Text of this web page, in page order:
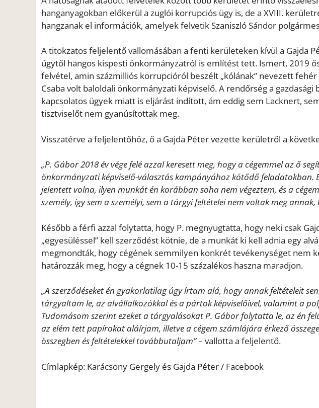
hanganyagokban előkerül a zuglói korrupciós ügy is, de a XVIII.
hangzanak el információk, amelyek felvetik Szaniszló Sándor
A titokzatos feljelentő vallomásában a fenti kerületeken kívül a Gajda
ügytől hangos kispesti önkormányzatról is említést tett. Ismert, 2019
felvétel, amin százmilliós korrupcióról beszélt „kólának” nevezett
Csaba volt baloldali önkormányzati képviselő. A rendőrség a
kapcsolatos ügyek miatt is eljárást indított, ám eddig sem Lacknert,
tisztviselőt nem gyanúsítottak meg.
Visszatérve a feljelentőhöz, ő a Gajda Péter vezette kerületről a
„P. Gábor 2018 év vége felé azzal keresett meg, hogy a cégemmel az ő
önkormányzati képviselő-választás kampányához kötődő feladatokban.
jelentett volna, ilyen munkát én korábban soha nem végeztem, és a
személy, így sem a személyi, sem a tárgyi feltételei nem voltak meg annak,
Később a férfi azzal folytatta, hogy P. megnyugtatta, hogy neki csak
„egyesüléssel” kell szerződést kötnie, de a munkát ki kell adnia egy
megmondták, hogy cégének semmilyen konkrét tevékenységet nem
határozzák meg, hogy a cégnek 10-15 százalékos haszna maradjon.
„A szerződéseket én gyakorlatilag úgy írtam alá, hogy annak feltételeit
tárgyaltam le, az alvállalkozókkal és a pártok képviselőivel, valamint a
Tudomásom szerint ezeket a tárgyalásokat P. Gábor folytatta le, az én
az elém tett papírokat aláírjam, illetve a cégem számlájára érkező
összegben és feltételekkel továbbutaljam”– vallotta a feljelentő.
Címlapkép: Karácsony Gergely és Gajda Péter / Facebook